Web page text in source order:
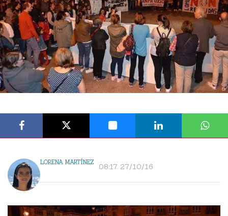
LORENA MARTÍNEZ 08:17 27/10/16